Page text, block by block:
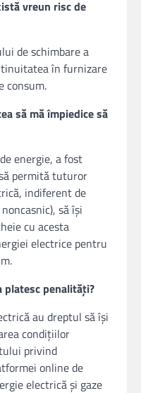
vreun risc de
de schimbare a
în furnizare
consum.
să mă împiedice să
energie, a fost
permită tuturor
indiferent de
să îşi
cu acesta
electrice pentru
platesc penalități?
au dreptul să îşi
condiţiilor
privind
online de
electrică şi gaze